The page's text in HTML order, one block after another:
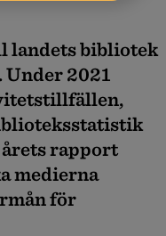
landets bibliotek
Under 2021
årets rapport
medierna
för